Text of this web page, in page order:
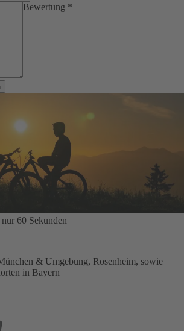
Bewertung *
60 Sekunden
& Umgebung, Rosenheim, sowie
in Bayern